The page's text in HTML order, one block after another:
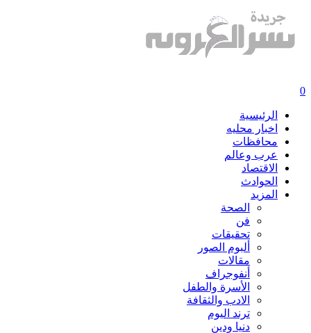
0
الرئيسية
اخبار محليه
محافظات
عرب وعالم
الاقتصاد
الحوادث
المزيد
الصحة
فن
تحقيقات
ألبوم الصور
مقالات
أنفوجراف
الأسرة والطفل
الادب والثقافة
ترند اليوم
دنيا ودين